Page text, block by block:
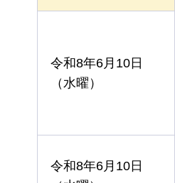
令和8年6月10日
（水曜）
令和8年6月10日